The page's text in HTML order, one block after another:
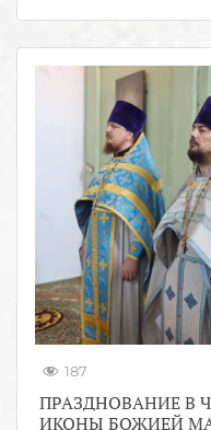
187
ПРАЗДНОВАНИЕ В
ИКОНЫ БОЖИЕЙ